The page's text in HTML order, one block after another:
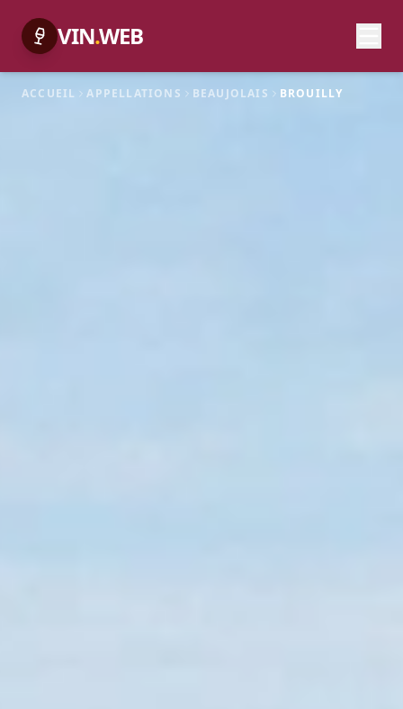
VIN.WEB
ACCUEIL APPELLATIONS BEAUJOLAIS BROUILLY